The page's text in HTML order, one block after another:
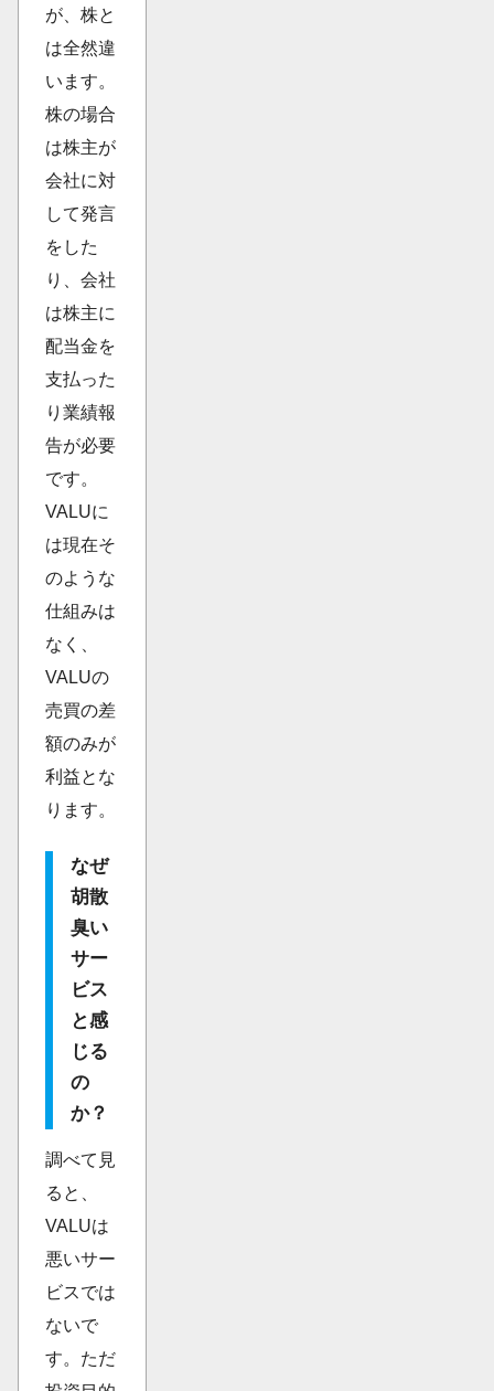
が、株と
は全然違
います。
株の場合
は株主が
会社に対
して発言
をした
り、会社
は株主に
配当金を
支払った
り業績報
告が必要
です。
VALUに
は現在そ
のような
仕組みは
なく、
VALUの
売買の差
額のみが
利益とな
ります。
なぜ
胡散
臭い
サー
ビス
と感
じる
の
か？
調べて見
ると、
VALUは
悪いサー
ビスでは
ないで
す。ただ